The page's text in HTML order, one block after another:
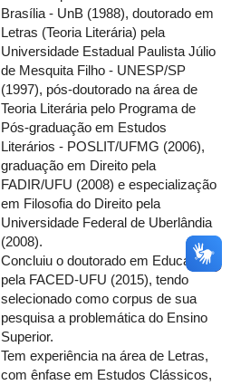
Brasília - UnB (1988), doutorado em
Letras (Teoria Literária) pela
Universidade Estadual Paulista Júlio
de Mesquita Filho - UNESP/SP
(1997), pós-doutorado na área de
Teoria Literária pelo Programa de
Pós-graduação em Estudos
Literários - POSLIT/UFMG (2006),
graduação em Direito pela
FADIR/UFU (2008) e especialização
em Filosofia do Direito pela
Universidade Federal de Uberlândia
(2008).
Concluiu o doutorado em Educação
pela FACED-UFU (2015), tendo
selecionado como corpus de sua
pesquisa a problemática do Ensino
Superior.
Tem experiência na área de Letras,
com ênfase em Estudos Clássicos,